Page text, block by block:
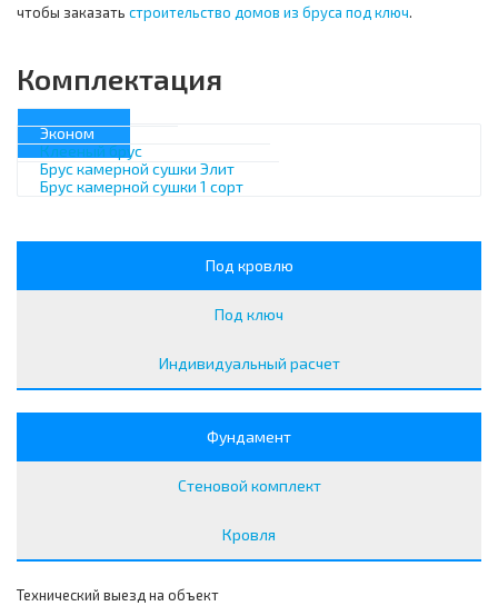
чтобы заказать строительство домов из бруса под ключ.
Комплектация
Эконом
Клееный брус
Брус камерной сушки Элит
Брус камерной сушки 1 сорт
Под кровлю
Под ключ
Индивидуальный расчет
Фундамент
Стеновой комплект
Кровля
Технический выезд на объект